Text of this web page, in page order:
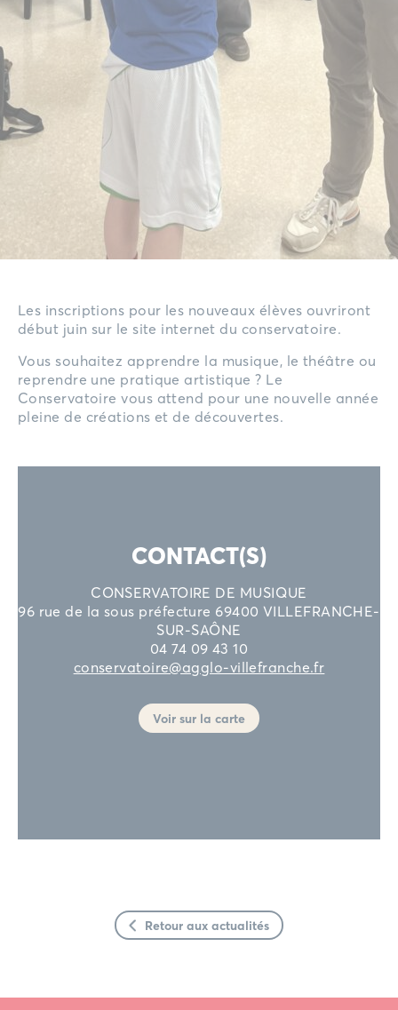
Les inscriptions pour les nouveaux élèves ouvriront
début juin sur le site internet du conservatoire.
Vous souhaitez apprendre la musique, le théâtre ou
reprendre une pratique artistique ? Le
Conservatoire vous attend pour une nouvelle année
pleine de créations et de découvertes.
CONTACT(S)
CONSERVATOIRE DE MUSIQUE
96 rue de la sous préfecture 69400 VILLEFRANCHE-
SUR-SAÔNE
04 74 09 43 10
conservatoire@agglo-villefranche.fr
Voir sur la carte
Retour aux actualités